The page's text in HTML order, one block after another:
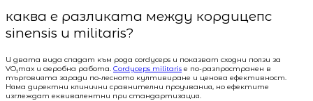
каква е разликата между кордицепс
sinensis и militaris?
И двата вида спадат към рода cordyceps и показват сходни ползи за
VO₂max и аеробна работа. Cordyceps militaris е по-разпространен в
търговията заради по-лесното култивиране и ценова ефективност.
Няма директни клинични сравнителни проучвания, но ефектите
изглеждат еквивалентни при стандартизация.